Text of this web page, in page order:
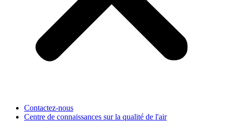
Contactez-nous
Centre de connaissances sur la qualité de l'air